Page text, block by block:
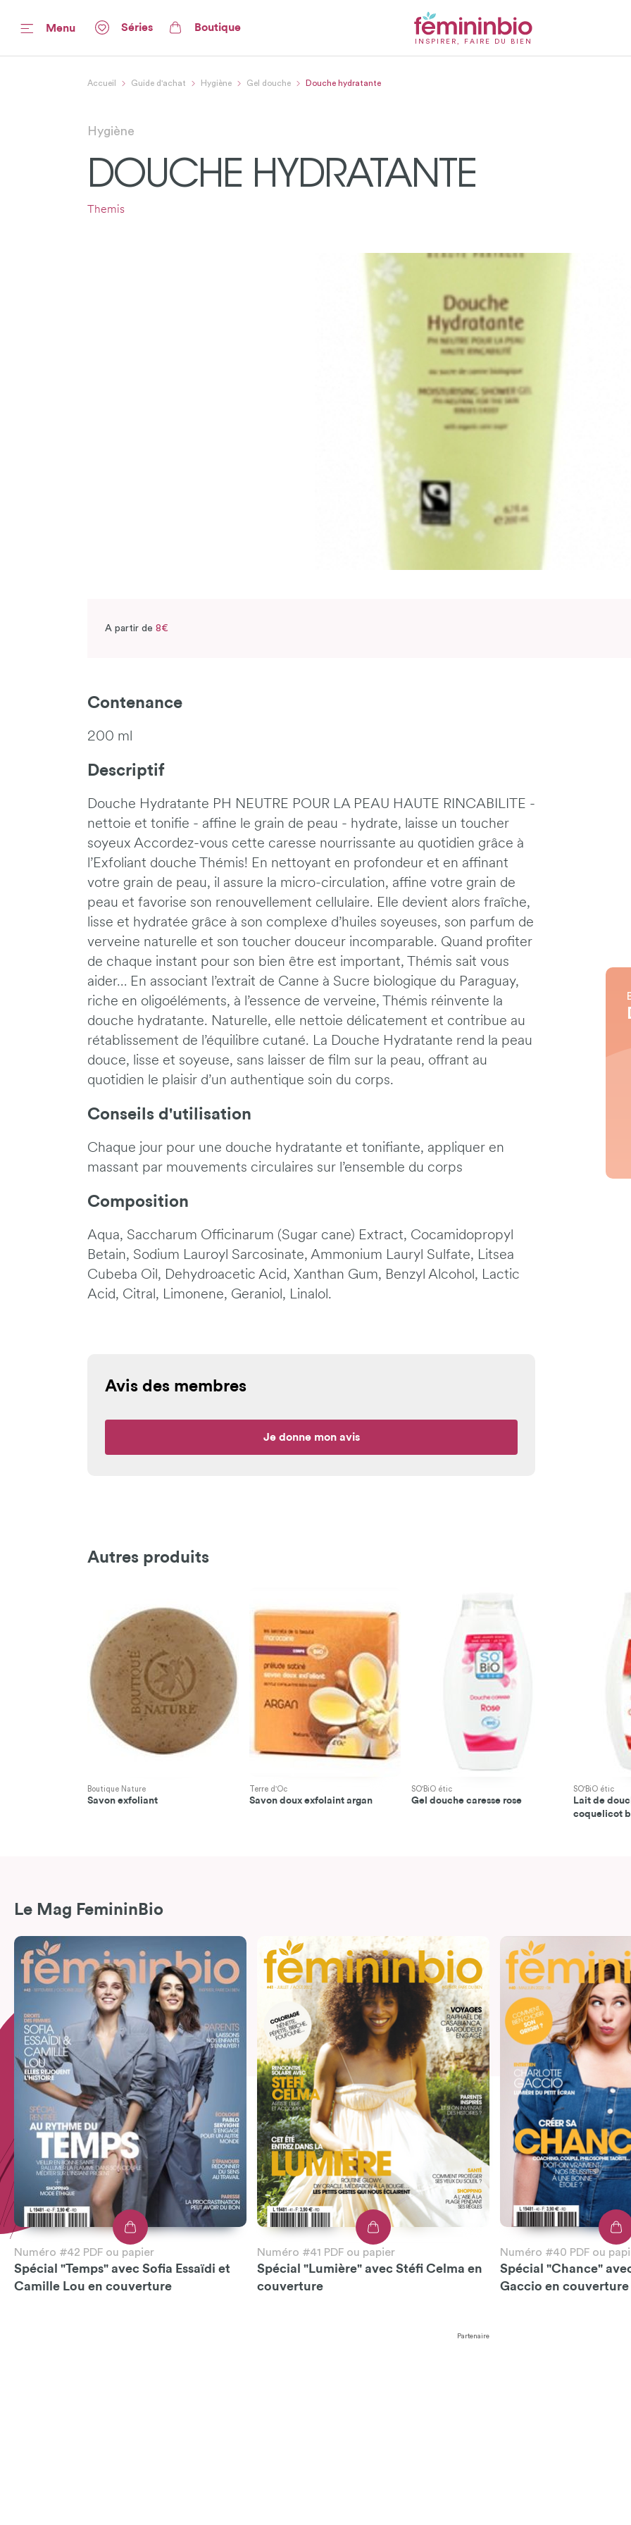
Menu Séries Boutique
INSPIRER, FAIRE DU BIEN
Accueil Guide d'achat Hygiène Gel douche Douche hydratante
Hygiène
DOUCHE HYDRATANTE
Themis
A partir de 8€
Contenance
200 ml
Descriptif
Douche Hydratante PH NEUTRE POUR LA PEAU HAUTE RINCABILITE -
nettoie et tonifie - affine le grain de peau - hydrate, laisse un toucher
soyeux Accordez-vous cette caresse nourrissante au quotidien grâce à
l’Exfoliant douche Thémis! En nettoyant en profondeur et en affinant
votre grain de peau, il assure la micro-circulation, affine votre grain de
peau et favorise son renouvellement cellulaire. Elle devient alors fraîche,
lisse et hydratée grâce à son complexe d’huiles soyeuses, son parfum de
verveine naturelle et son toucher douceur incomparable. Quand profiter
de chaque instant pour son bien être est important, Thémis sait vous
aider… En associant l’extrait de Canne à Sucre biologique du Paraguay,
riche en oligoéléments, à l’essence de verveine, Thémis réinvente la
douche hydratante. Naturelle, elle nettoie délicatement et contribue au
rétablissement de l’équilibre cutané. La Douche Hydratante rend la peau
douce, lisse et soyeuse, sans laisser de film sur la peau, offrant au
quotidien le plaisir d’un authentique soin du corps.
Conseils d'utilisation
Chaque jour pour une douche hydratante et tonifiante, appliquer en
massant par mouvements circulaires sur l’ensemble du corps
Composition
Aqua, Saccharum Officinarum (Sugar cane) Extract, Cocamidopropyl
Betain, Sodium Lauroyl Sarcosinate, Ammonium Lauryl Sulfate, Litsea
Cubeba Oil, Dehydroacetic Acid, Xanthan Gum, Benzyl Alcohol, Lactic
Acid, Citral, Limonene, Geraniol, Linalol.
Avis des membres
Je donne mon avis
Autres produits
Boutique Nature
Savon exfoliant
Terre d'Oc
Savon doux exfolaint argan
SO'BiO étic
Gel douche caresse rose
SO'BiO étic
Lait de
coquelicot
Le Mag FemininBio
Numéro #42 PDF ou papier
Spécial "Temps" avec Sofia Essaïdi et
Camille Lou en couverture
Numéro #41 PDF ou papier
Spécial "Lumière" avec Stéfi Celma en
couverture
Numéro #40 PDF ou
Spécial "Chance"
Gaccio en couverture
Partenaire